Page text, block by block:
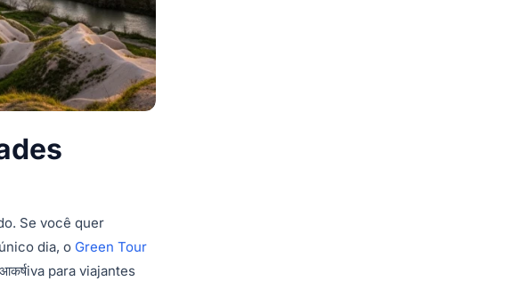
Se você quer
dia, o Green Tour
para viajantes